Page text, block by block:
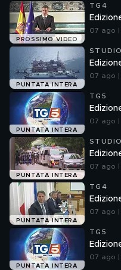
PROSSIMO VIDEO
TG4
07 ago |
PUNTATA INTERA
07 ago |
PUNTATA INTERA
TG5
07 ago |
PUNTATA INTERA
07 ago |
PUNTATA INTERA
TG4
07 ago |
PUNTATA INTERA
TG5
07 ago |